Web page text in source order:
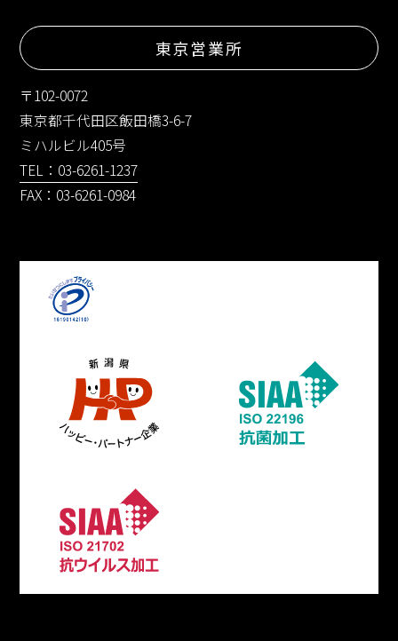
東京営業所
〒102-0072
東京都千代田区飯田橋3-6-7
ミハルビル405号
TEL：03-6261-1237
FAX：03-6261-0984